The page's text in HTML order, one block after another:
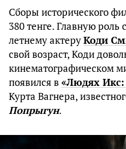
Сборы исторического
380 тенге. Главную роль
летнему актеруКоди
свой возраст, Коди
кинематографическом
появился в«Людях Икс:
Курта Вагнера,
Попрыгун.